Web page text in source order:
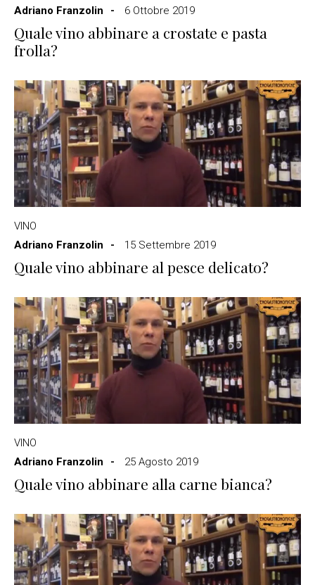
Adriano Franzolin
6 Ottobre 2019
Quale vino abbinare a crostate e pasta
frolla?
VINO
Adriano Franzolin
15 Settembre 2019
Quale vino abbinare al pesce delicato?
VINO
Adriano Franzolin
25 Agosto 2019
Quale vino abbinare alla carne bianca?